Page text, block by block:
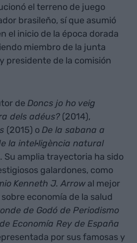
el terreno de juego
brasileño, sí que asumió
el inicio de la época dorada
miembro de la junta
presidente de la comisión
de Doncs jo ho veig
dels adéus? (2014),
(2015) oDe la sabana a
la intel·ligència natural
Su amplia trayectoria ha sido
galardones, como
Kenneth J. Arrow al mejor
economía de la salud
de Godó de Periodismo
de Economía Rey de España
por sus famosas y